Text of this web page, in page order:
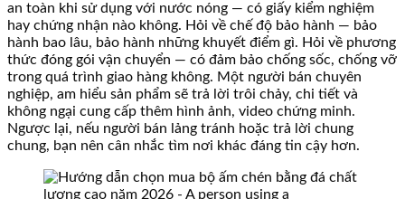
an toàn khi sử dụng với nước nóng — có giấy kiểm nghiệm
hay chứng nhận nào không. Hỏi về chế độ bảo hành — bảo
hành bao lâu, bảo hành những khuyết điểm gì. Hỏi về phương
thức đóng gói vận chuyển — có đảm bảo chống sốc, chống vỡ
trong quá trình giao hàng không. Một người bán chuyên
nghiệp, am hiểu sản phẩm sẽ trả lời trôi chảy, chi tiết và
không ngại cung cấp thêm hình ảnh, video chứng minh.
Ngược lại, nếu người bán lảng tránh hoặc trả lời chung
chung, bạn nên cân nhắc tìm nơi khác đáng tin cậy hơn.